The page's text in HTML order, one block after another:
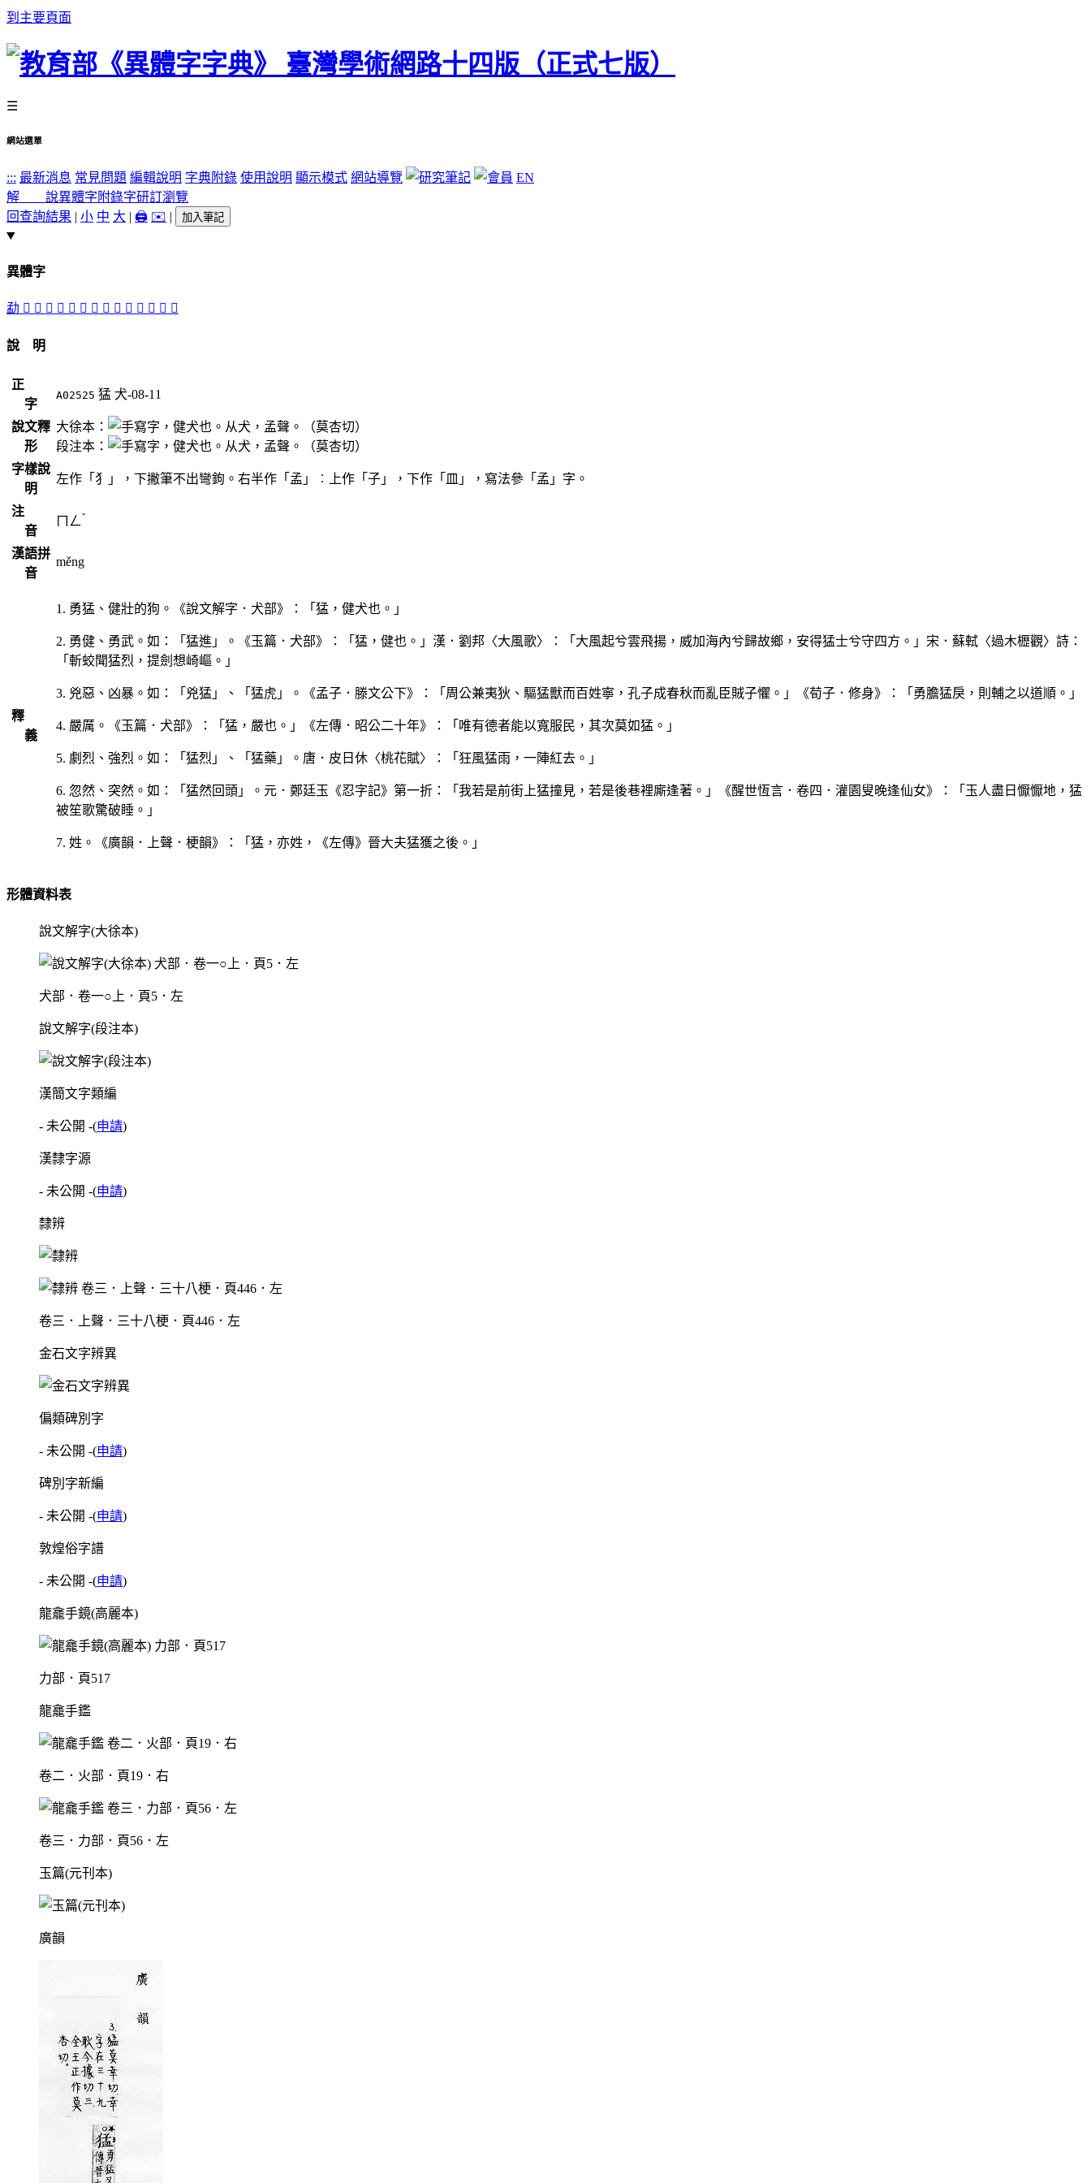
到主要頁面
☰
網站選單
::: 最新消息 常見問題 編輯說明 字典附錄 使用說明 顯示模式 網站導覽
EN
解 說異體字 附錄字研訂瀏覽
回查詢結果 | 小 中 大 | 🖨️ ✉️ | 加入筆記
異體字
勐 𠩜 󳦟 󳦕 󳦘 󳦖 󳦛 󳦜 󳦓 󳦗 󳦔 󳦙 󳦚 󳦞 󳦝
說 明
正
字
A02525 猛 犬-08-11
說文釋
形
大徐本：
，健犬也。从犬，孟聲。（莫杏切）
段注本：
，健犬也。从犬，孟聲。（莫杏切）
字樣說
明
左作「犭」，下撇筆不出彎鉤。右半作「孟」︰上作「子」，下作「皿」，寫法參「孟」字。
注
音
ㄇㄥ ˇ
漢語拼
音
měng
釋
義
1. 勇猛、健壯的狗。《說文解字．犬部》：「猛，健犬也。」
2. 勇健、勇武。如：「猛進」。《玉篇．犬部》：「猛，健也。」漢．劉邦〈大風歌〉：「大風起兮雲飛揚，威加海內兮歸故鄉，安得猛士兮守四方。」宋．蘇軾〈過木櫪觀〉詩：
「斬蛟聞猛烈，提劍想崎嶇。」
3. 兇惡、凶暴。如：「兇猛」、「猛虎」。《孟子．滕文公下》：「周公兼夷狄、驅猛獸而百姓寧，孔子成春秋而亂臣賊子懼。」《荀子．修身》：「勇膽猛戾，則輔之以道順。」
4. 嚴厲。《玉篇．犬部》：「猛，嚴也。」《左傳．昭公二十年》：「唯有德者能以寬服民，其次莫如猛。」
5. 劇烈、強烈。如：「猛烈」、「猛藥」。唐．皮日休〈桃花賦〉：「狂風猛雨，一陣紅去。」
6. 忽然、突然。如：「猛然回頭」。元．鄭廷玉《忍字記》第一折：「我若是前街上猛撞見，若是後巷裡廝逢著。」《醒世恆言．卷四．灌園叟晚逢仙女》：「玉人盡日懨懨地，猛
被笙歌驚破睡。」
7. 姓。《廣韻．上聲．梗韻》：「猛，亦姓，《左傳》晉大夫猛獲之後。」
形體資料表
說文解字(大徐本)
犬部．卷一○上．頁5．左
說文解字(段注本)
漢簡文字類編
- 未公開 -(申請)
漢隸字源
- 未公開 -(申請)
隸辨
卷三．上聲．三十八梗．頁446．左
金石文字辨異
偏類碑別字
- 未公開 -(申請)
碑別字新編
- 未公開 -(申請)
敦煌俗字譜
- 未公開 -(申請)
龍龕手鏡(高麗本)
力部．頁517
龍龕手鑑
卷二．火部．頁19．右
卷三．力部．頁56．左
玉篇(元刊本)
廣韻